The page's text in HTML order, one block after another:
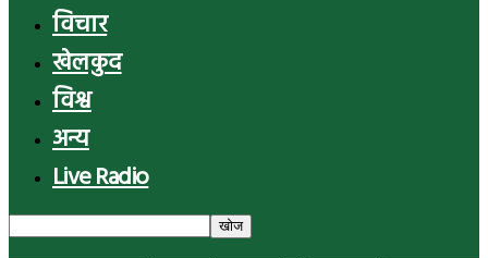
विचार
खेलकुद
विश्व
अन्य
Live Radio